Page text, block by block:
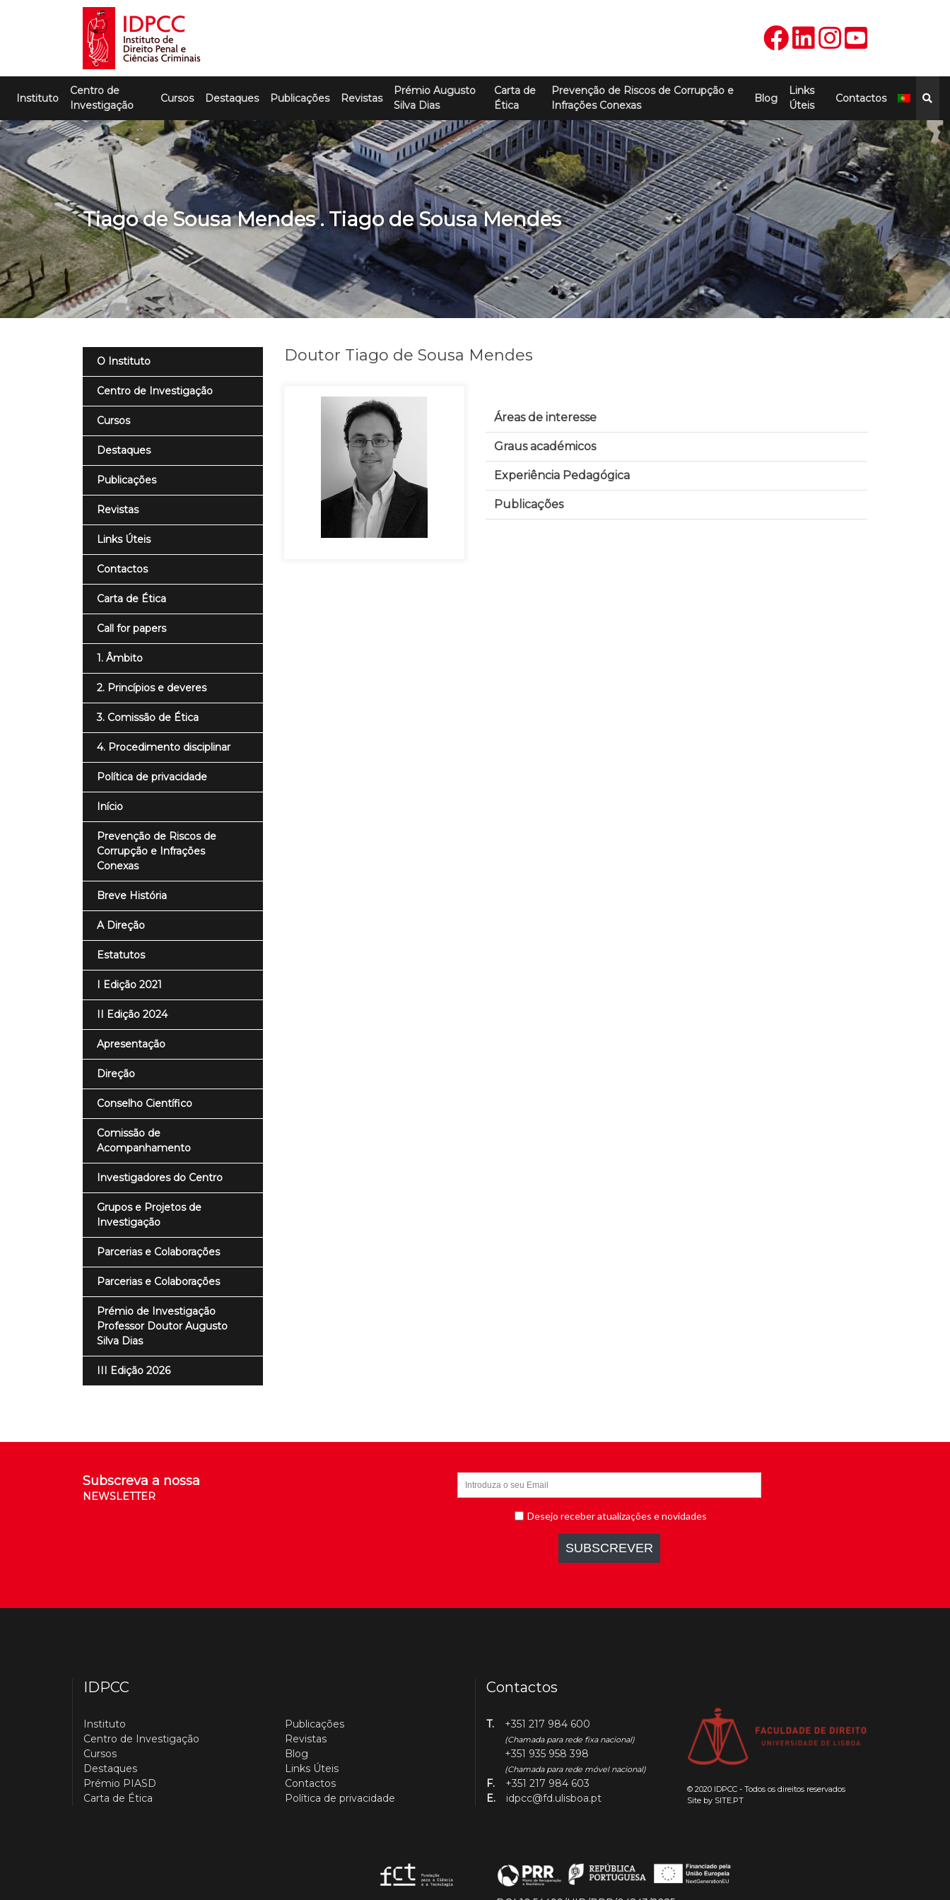
IDPCC
Instituto de Direito Penal e Ciências
Criminais
Instituto
Centro de
Investigação
Cursos Destaques Publicações Revistas
Prémio Augusto
Silva Dias
Carta de
Ética
Prevenção de Riscos de Corrupção e
Infrações Conexas
Blog
Links
Úteis
Contactos
Tiago de Sousa Mendes . Tiago de Sousa Mendes
O Instituto
Centro de Investigação
Cursos
Destaques
Publicações
Revistas
Links Úteis
Contactos
Carta de Ética
Call for papers
1. Âmbito
2. Princípios e deveres
3. Comissão de Ética
4. Procedimento disciplinar
Política de privacidade
Início
Prevenção de Riscos de
Corrupção e Infrações
Conexas
Breve História
A Direção
Estatutos
I Edição 2021
II Edição 2024
Apresentação
Direção
Conselho Científico
Comissão de
Acompanhamento
Investigadores do Centro
Grupos e Projetos de
Investigação
Parcerias e Colaborações
Parcerias e Colaborações
Prémio de Investigação
Professor Doutor Augusto
Silva Dias
III Edição 2026
Doutor Tiago de Sousa Mendes
Áreas de interesse
Graus académicos
Experiência Pedagógica
Publicações
Subscreva a nossa
NEWSLETTER
IDPCC
Instituto
Centro de Investigação
Cursos
Destaques
Prémio PIASD
Carta de Ética
Publicações
Revistas
Blog
Links Úteis
Contactos
Política de privacidade
Contactos
T. +351 217 984 600
(Chamada para rede fixa nacional)
+351 935 958 398
(Chamada para rede móvel nacional)
F.
+351 217 984 603
E.
idpcc@fd.ulisboa.pt
© 2020 IDPCC - Todos os direitos reservados
Site by SITE.PT